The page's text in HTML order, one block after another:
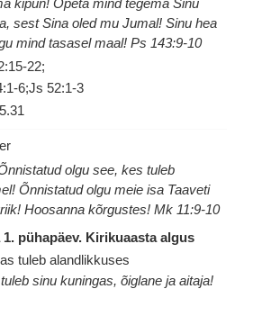
sest Sina oled mu Jumal! Sinu hea
mind tasasel maal! Ps 143:9-10
22;
6;Js 52:1-3
olgu see, kes tuleb
Õnnistatud olgu meie isa Taaveti
Hoosanna kõrgustes! Mk 11:9-10
pühapäev. Kirikuaasta algus
tuleb alandlikkuses
sinu kuningas, õiglane ja aitaja!